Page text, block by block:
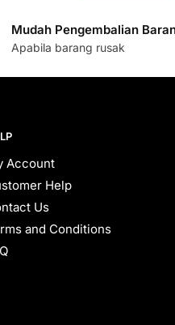
Mudah Pengembalian
Apabila barang rusak
Account
Help
Us
and Conditions